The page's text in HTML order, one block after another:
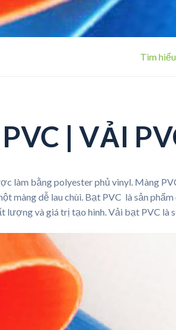
Tìm
| VẢI
làm bằng polyester phủ vinyl. Màng
màng dễ lau chùi. Bạt PVC là sản
lượng và giá trị tạo hình. Vải bạt PVC là